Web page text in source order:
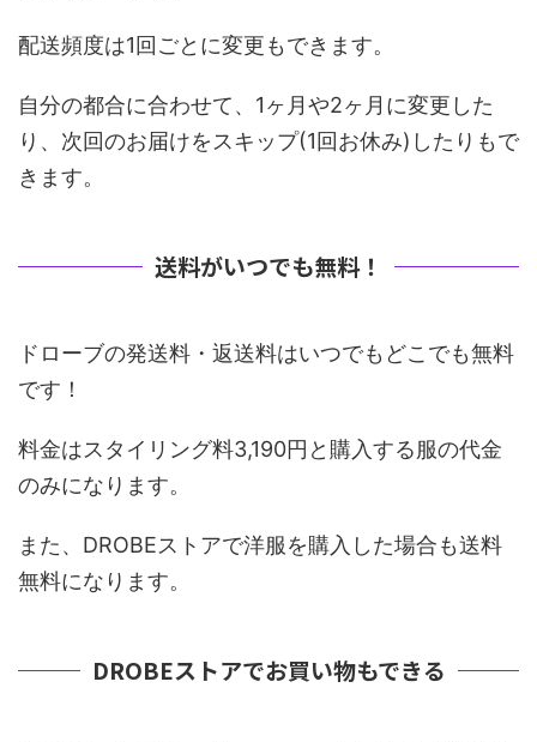
配送頻度は1回ごとに変更もできます。
自分の都合に合わせて、1ヶ月や2ヶ月に変更した
り、次回のお届けをスキップ(1回お休み)したりもで
きます。
送料がいつでも無料！
ドローブの発送料・返送料はいつでもどこでも無料
です！
料金はスタイリング料3,190円と購入する服の代金
のみになります。
また、DROBEストアで洋服を購入した場合も送料
無料になります。
DROBEストアでお買い物もできる